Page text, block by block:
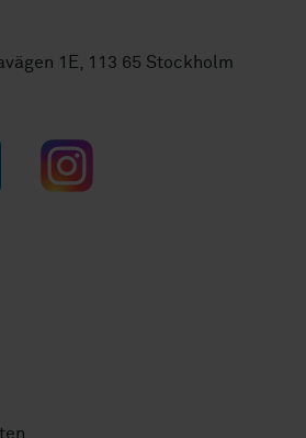
1E, 113 65 Stockholm
Instagram